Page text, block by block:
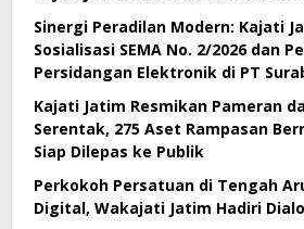
Sinergi Peradilan Modern: Kajati
Sosialisasi SEMA No. 2/2026 dan
Persidangan Elektronik di PT
Kajati Jatim Resmikan Pameran
Serentak, 275 Aset Rampasan
Siap Dilepas ke Publik
Perkokoh Persatuan di Tengah
Digital, Wakajati Jatim Hadiri